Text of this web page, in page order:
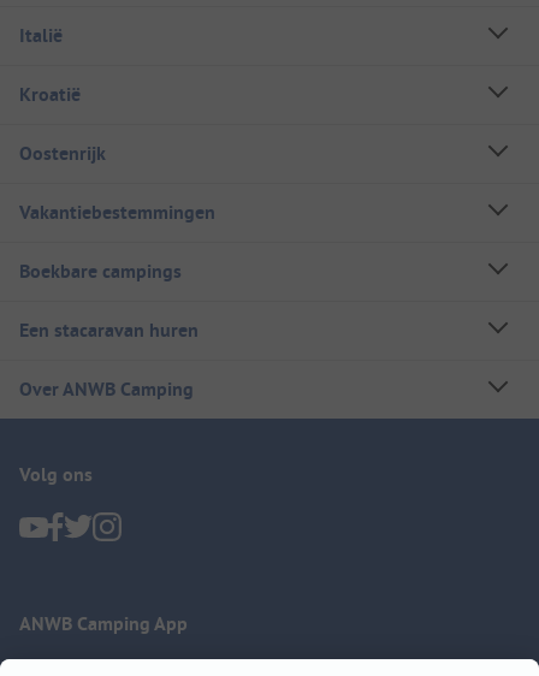
Italië
Kroatië
Oostenrijk
Vakantiebestemmingen
Boekbare campings
Een stacaravan huren
Over ANWB Camping
Volg ons
ANWB Camping App